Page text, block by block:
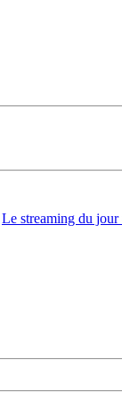
Le streaming du jour